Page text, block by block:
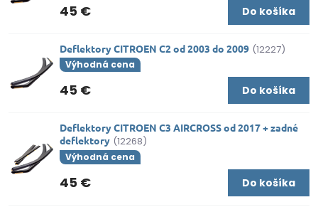
45 € Do košíka
Deflektory CITROEN C2 od 2003 do 2009 (12227)
Výhodná cena
45 € Do košíka
Deflektory CITROEN C3 AIRCROSS od 2017 + zadné
deflektory (12268)
Výhodná cena
45 € Do košíka